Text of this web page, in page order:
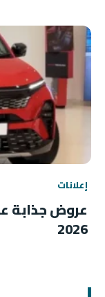
إعلانات
عروض جذابة
2026